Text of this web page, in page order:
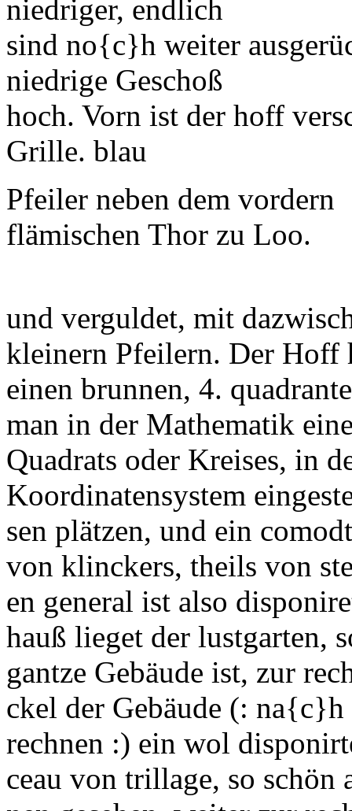
niedriger, endlich
sind no{c}h weiter
niedrige Geschoß
hoch. Vorn ist der hoff
Grille. blau
Pfeiler neben dem vordern
flämischen Thor zu Loo.
und verguldet, mit
kleinern Pfeilern. Der Hoff
einen brunnen, 4.
man in der Mathematik
Quadrats oder Kreises, in
Koordinatensystem
sen plätzen, und ein comodt
von klinckers, theils von
en general ist also disponi
hauß lieget der lustgarten,
gantze Gebäude ist, zur
ckel der Gebäude (: na{c}h
rechnen :) ein wol disponi
ceau von trillage, so schön